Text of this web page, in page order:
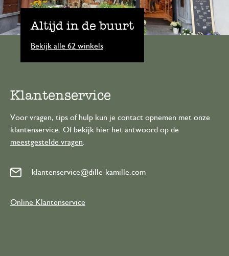
Altijd in de buurt
Bekijk alle 62 winkels
Klantenservice
Voor vragen, tips of hulp kun je contact opnemen met onze
klantenservice. Of bekijk hier het antwoord op de
meestgestelde vragen.
klantenservice@dille-kamille.com
Online Klantenservice